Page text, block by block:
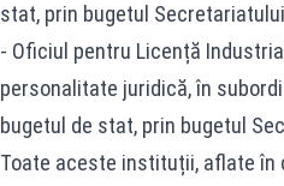
stat, prin bugetul
- Oficiul pentru Licență
personalitate juridică, în
bugetul de stat, prin bugetul
Toate aceste instituții, aflate în